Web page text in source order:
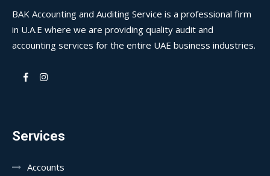
BAK Accounting and Auditing Service is a professional firm
in U.A.E where we are providing quality audit and
accounting services for the entire UAE business industries.
Services
Accounts